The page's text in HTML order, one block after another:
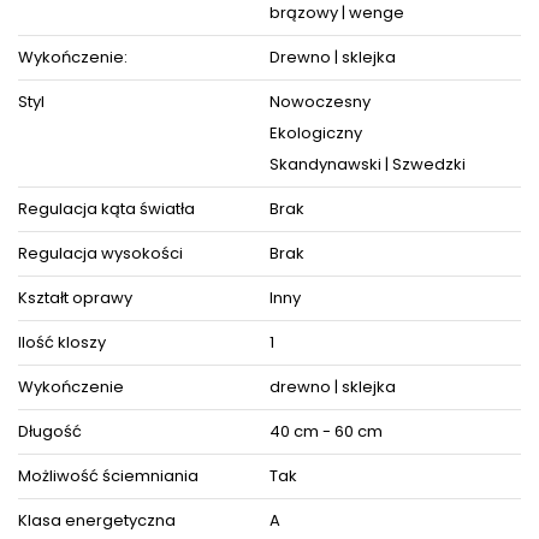
Waga: 1,6 kg
Źródła światła (brak w komplecie): 2 x E27 / 230V / max 60W
(łącznie 120W)
Oprawa dostosowana jest do źródeł światła o klasach
energetycznych od A++ do E oraz żarówek LED o dowolnej
Produkt posiada certyfikaty zgodności i objęty jest
GWARANCJĄ PRODUCENTA.
Zestaw zawiera instrukcję obsługi oraz elementy niezbędne
do złożenia sprzętu.
ZOBACZ PODOBNE PRODUKTY W KATEGORIACH
brązowy | wenge
Wykończenie:
Drewno | sklejka
Styl
Nowoczesny
Ekologiczny
Skandynawski | Szwedzki
Regulacja kąta światła
Brak
Regulacja wysokości
Brak
Kształt oprawy
Inny
Ilość kloszy
1
Wykończenie
drewno | sklejka
Długość
40 cm - 60 cm
Możliwość ściemniania
Tak
Klasa energetyczna
A